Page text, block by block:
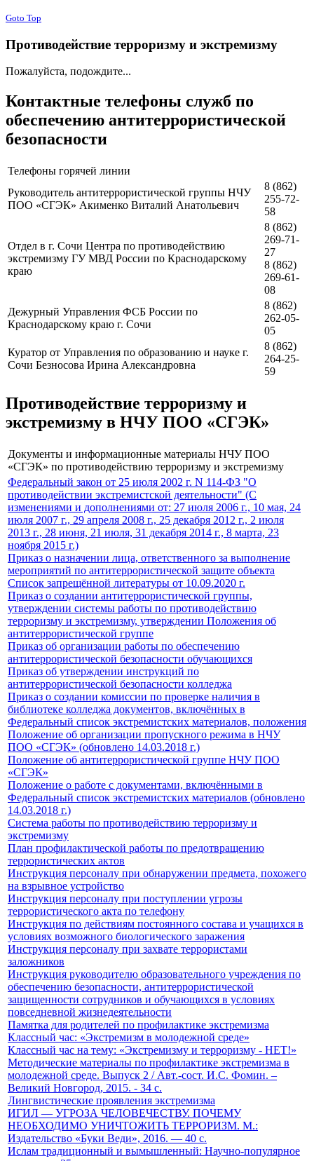
Goto Top
Противодействие терроризму и экстремизму
Пожалуйста, подождите...
Контактные телефоны служб по
обеспечению антитеррористической
безопасности
Телефоны горячей линии
Руководитель антитеррористической группы НЧУ
ПОО «СГЭК» Акименко Виталий Анатольевич
8 (862)
255-72-
58
Отдел в г. Сочи Центра по противодействию
экстремизму ГУ МВД России по Краснодарскому
краю
8 (862)
269-71-
27
8 (862)
269-61-
08
Дежурный Управления ФСБ России по
Краснодарскому краю г. Сочи
8 (862)
262-05-
05
Куратор от Управления по образованию и науке г.
Сочи Безносова Ирина Александровна
8 (862)
264-25-
59
Противодействие терроризму и
экстремизму в НЧУ ПОО «СГЭК»
Документы и информационные материалы НЧУ ПОО
«СГЭК» по противодействию терроризму и экстремизму
Федеральный закон от 25 июля 2002 г. N 114-ФЗ "О
противодействии экстремистской деятельности" (С
изменениями и дополнениями от: 27 июля 2006 г., 10 мая, 24
июля 2007 г., 29 апреля 2008 г., 25 декабря 2012 г., 2 июля
2013 г., 28 июня, 21 июля, 31 декабря 2014 г., 8 марта, 23
ноября 2015 г.)
Приказ о назначении лица, ответственного за выполнение
мероприятий по антитеррористической защите объекта
Список запрещённой литературы от 10.09.2020 г.
Приказ о создании антитеррористической группы,
утверждении системы работы по противодействию
терроризму и экстремизму, утверждении Положения об
антитеррористической группе
Приказ об организации работы по обеспечению
антитеррористической безопасности обучающихся
Приказ об утверждении инструкций по
антитеррористической безопасности колледжа
Приказ о создании комиссии по проверке наличия в
библиотеке колледжа документов, включённых в
Федеральный список экстремистских материалов, положения
Положение об организации пропускного режима в НЧУ
ПОО «СГЭК» (обновлено 14.03.2018 г.)
Положение об антитеррористической группе НЧУ ПОО
«СГЭК»
Положение о работе с документами, включёнными в
Федеральный список экстремистских материалов (обновлено
14.03.2018 г.)
Система работы по противодействию терроризму и
экстремизму
План профилактической работы по предотвращению
террористических актов
Инструкция персоналу при обнаружении предмета, похожего
на взрывное устройство
Инструкция персоналу при поступлении угрозы
террористического акта по телефону
Инструкция по действиям постоянного состава и учащихся в
условиях возможного биологического заражения
Инструкция персоналу при захвате террористами
заложников
Инструкция руководителю образовательного учреждения по
обеспечению безопасности, антитеррористической
защищенности сотрудников и обучающихся в условиях
повседневной жизнедеятельности
Памятка для родителей по профилактике экстремизма
Классный час: «Экстремизм в молодежной среде»
Классный час на тему: «Экстремизму и терроризму - НЕТ!»
Методические материалы по профилактике экстремизма в
молодежной среде. Выпуск 2 / Авт.-сост. И.С. Фомин. –
Великий Новгород, 2015. - 34 с.
Лингвистические проявления экстремизма
ИГИЛ — УГРОЗА ЧЕЛОВЕЧЕСТВУ. ПОЧЕМУ
НЕОБХОДИМО УНИЧТОЖИТЬ ТЕРРОРИЗМ. М.:
Издательство «Буки Веди», 2016. — 40 с.
Ислам традиционный и вымышленный: Научно-популярное